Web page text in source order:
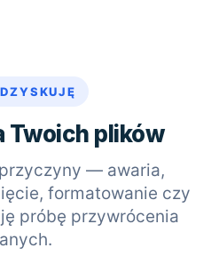
Twoich plików
— awaria,
formatowanie czy
próbę przywrócenia